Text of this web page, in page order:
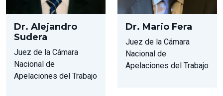
Dr. Alejandro
Sudera
Juez de la Cámara
Nacional de
Apelaciones del Trabajo
Dr. Mario Fera
Juez de la Cámara
Nacional de
Apelaciones del Trabajo